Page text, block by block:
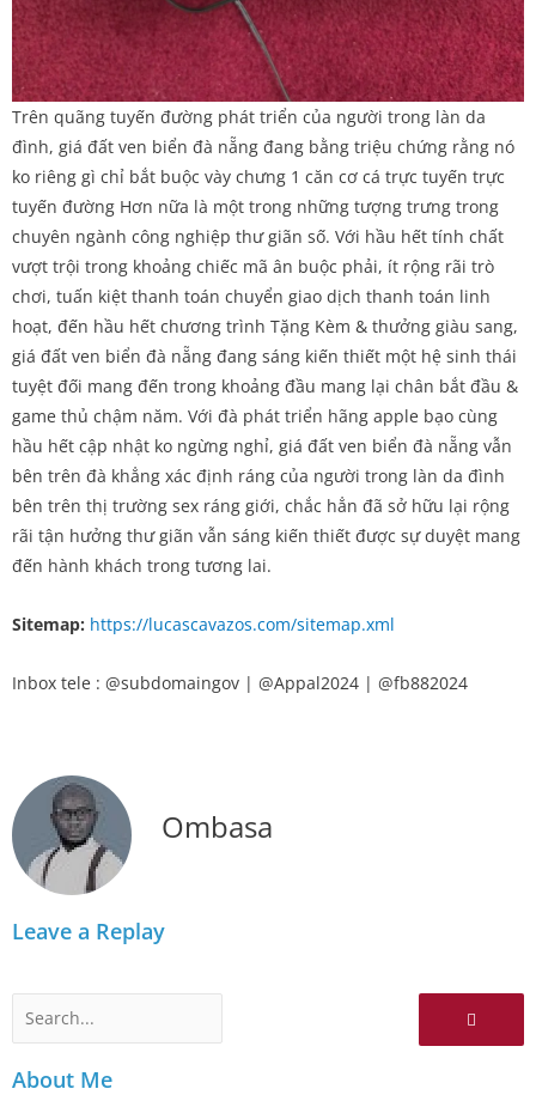
Trên quãng tuyến đường phát triển của người trong làn da
đình, giá đất ven biển đà nẵng đang bằng triệu chứng rằng nó
ko riêng gì chỉ bắt buộc vày chưng 1 căn cơ cá trực tuyến trực
tuyến đường Hơn nữa là một trong những tượng trưng trong
chuyên ngành công nghiệp thư giãn số. Với hầu hết tính chất
vượt trội trong khoảng chiếc mã ân buộc phải, ít rộng rãi trò
chơi, tuấn kiệt thanh toán chuyển giao dịch thanh toán linh
hoạt, đến hầu hết chương trình Tặng Kèm & thưởng giàu sang,
giá đất ven biển đà nẵng đang sáng kiến thiết một hệ sinh thái
tuyệt đối mang đến trong khoảng đầu mang lại chân bắt đầu &
game thủ chậm năm. Với đà phát triển hãng apple bạo cùng
hầu hết cập nhật ko ngừng nghỉ, giá đất ven biển đà nẵng vẫn
bên trên đà khẳng xác định ráng của người trong làn da đình
bên trên thị trường sex ráng giới, chắc hẳn đã sở hữu lại rộng
rãi tận hưởng thư giãn vẫn sáng kiến thiết được sự duyệt mang
đến hành khách trong tương lai.
Sitemap: https://lucascavazos.com/sitemap.xml
Inbox tele : @subdomaingov | @Appal2024 | @fb882024
Ombasa
Leave a Replay
Search
About Me